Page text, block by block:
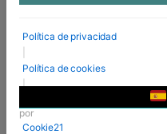
La experiencia
que han obtenido la
estudiantes durante
programa que
mejorar la calidad de
Política de privacidad
Política de cookies
|
por
Cookie21